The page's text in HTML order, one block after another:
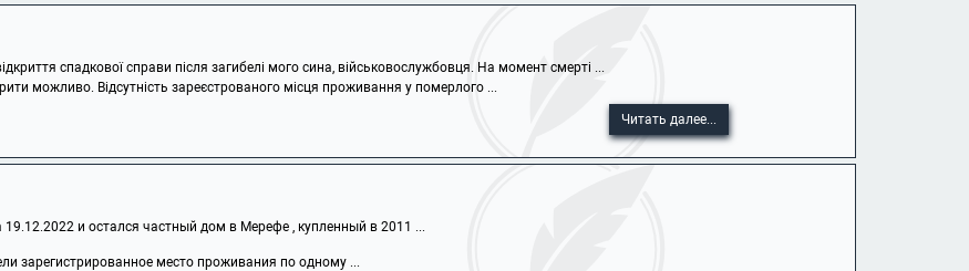
спадкової справи після загибелі мого сина, військовослужбовця. На момент смерті ...
можливо. Відсутність зареєстрованого місця проживання у померлого ...
Читать далее...
19.12.2022 и остался частный дом в Мерефе , купленный в 2011 ...
зарегистрированное место проживания по одному ...